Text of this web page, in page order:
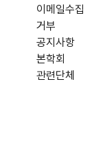
이메일수집
거부
공지사항
본학회
관련단체